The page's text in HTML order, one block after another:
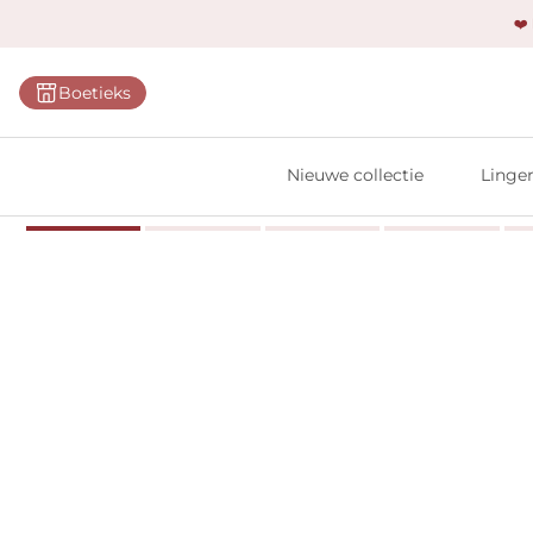
❤️
Boetieks
Nieuwe collectie